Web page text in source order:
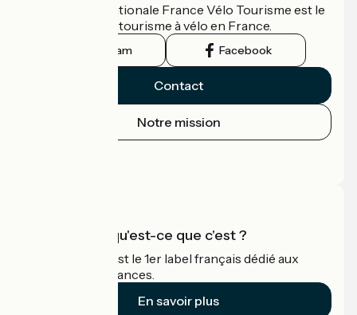
L'association nationale France Vélo Tourisme est le
guide officiel du tourisme à vélo en France.
Instagram Facebook
Contact
Notre mission
Accueil Vélo qu'est-ce que c'est ?
Accueil Vélo c'est le 1er label français dédié aux
cyclistes en vacances.
En savoir plus